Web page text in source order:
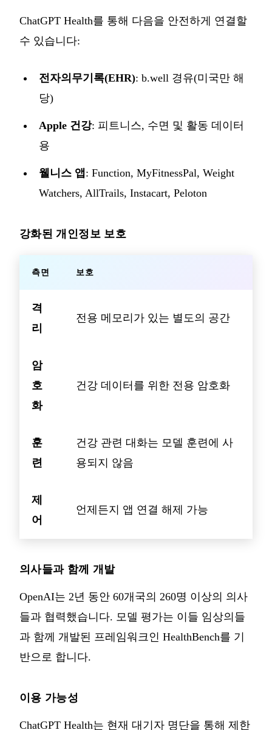
ChatGPT Health를 통해 다음을 안전하게 연결할
수 있습니다:
전자의무기록(EHR): b.well 경유(미국만 해
당)
Apple 건강: 피트니스, 수면 및 활동 데이터
용
웰니스 앱 : Function, MyFitnessPal, Weight
Watchers, AllTrails, Instacart, Peloton
강화된 개인정보 보호
측면 보호
격
리
전용 메모리가 있는 별도의 공간
암
호
화
건강 데이터를 위한 전용 암호화
훈
련
건강 관련 대화는 모델 훈련에 사
용되지 않음
제
어
언제든지 앱 연결 해제 가능
의사들과 함께 개발
OpenAI는 2년 동안 60개국의 260명 이상의 의사
들과 협력했습니다. 모델 평가는 이들 임상의들
과 함께 개발된 프레임워크인 HealthBench를 기
반으로 합니다.
이용 가능성
ChatGPT Health는 현재 대기자 명단을 통해 제한